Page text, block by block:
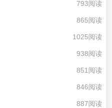
793阅读
865阅读
1025阅读
938阅读
851阅读
846阅读
887阅读